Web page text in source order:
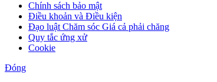
Chính sách bảo mật
Điều khoản và Điều kiện
Đạo luật Chăm sóc Giá cả phải chăng
Quy tắc ứng xử
Cookie
Đóng